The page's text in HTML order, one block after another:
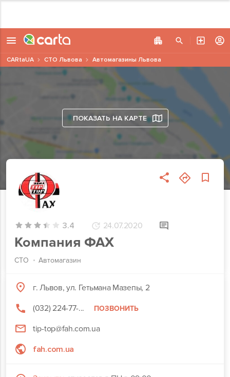
ПОКАЗАТЬ НА КАРТЕ
3.4 24.07.2020
Компания ФАХ
СТО Автомагазин
г. Львов, ул. Гетьмана Мазепы, 2
(032) 224-77-...
ПОЗВОНИТЬ
tip-top@fah.com.ua
fah.com.ua
CARtaUA СТО Львова Автомагазины Львова